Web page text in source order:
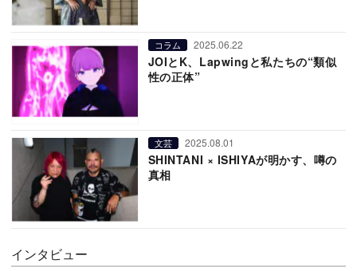
コラム 2025.06.22
JOIとK、Lapwingと私たちの“類似
性の正体”
文芸 2025.08.01
SHINTANI × ISHIYAが明かす、噂の
真相
インタビュー